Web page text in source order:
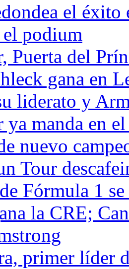
el
el podium
Puerta del
gana en
liderato y
ya manda en
nuevo
Tour
Fórmula 1 se
la CRE;
primer líder